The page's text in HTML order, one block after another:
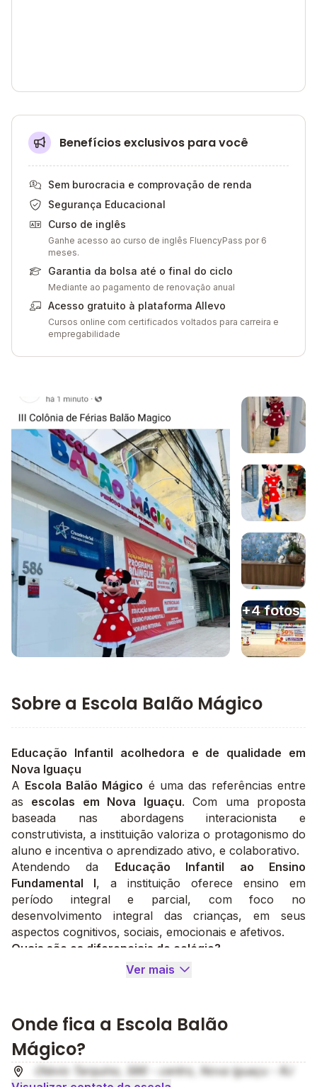
Benefícios exclusivos para você
Sem burocracia e comprovação de renda
Segurança Educacional
Curso de inglês
Ganhe acesso ao curso de inglês FluencyPass por 6
meses.
Garantia da bolsa até o final do ciclo
Mediante ao pagamento de renovação anual
Acesso gratuito à plataforma Allevo
Cursos online com certificados voltados para carreira e
empregabilidade
Galeria de imagem
Imagem 1
Imagem 2
Imagem 3
+4 fotos
Sobre a Escola Balão Mágico
Educação Infantil acolhedora e de qualidade em
Nova Iguaçu
A Escola Balão Mágico é uma das referências entre
as escolas em Nova Iguaçu. Com uma proposta
baseada nas abordagens interacionista e
construtivista, a instituição valoriza o protagonismo do
aluno e incentiva o aprendizado ativo, e colaborativo.
Atendendo da Educação Infantil ao Ensino
Fundamental I, a instituição oferece ensino em
período integral e parcial, com foco no
desenvolvimento integral das crianças, em seus
aspectos cognitivos, sociais, emocionais e afetivos.
Quais são os diferenciais do colégio?
Escola Balão Mágico
prioridade, com câmeras acessíveis via celular e um
lounge confortável de espera.
O material didático é da
ensino bilíngue desde os primeiros anos por meio do
Programa Edify. A escola ainda oferece transporte
Ver mais
Onde fica a Escola Balão
Mágico?
Otávio Tarquino, 586 - centro, Nova Iguaçu - RJ